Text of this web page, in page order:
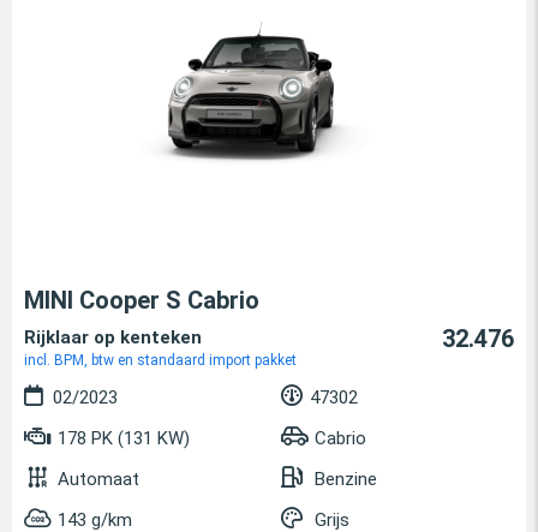
MINI Cooper S Cabrio
Rijklaar op kenteken
incl. BPM, btw en standaard import pakket
32.476
02/2023
47302
178 PK (131 KW)
Cabrio
Automaat
Benzine
143 g/km
Grijs